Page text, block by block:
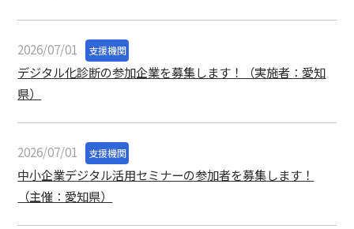
2026/07/01 支援機関
デジタル化診断の参加企業を募集します！（実施者：愛知
県）
2026/07/01 支援機関
中小企業デジタル活用セミナーの参加者を募集します！
（主催：愛知県）